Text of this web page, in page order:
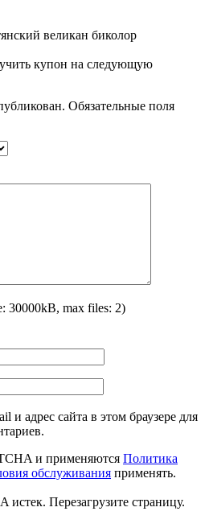
великан биколор
купон на следующую
Обязательные поля
30000kB, max files: 2)
и адрес сайта в этом браузере для
и применяются Политика
обслуживания применять.
Перезагрузите страницу.